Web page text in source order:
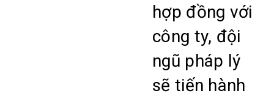
hợp đồng với
công ty, đội
ngũ pháp lý
sẽ tiến hành